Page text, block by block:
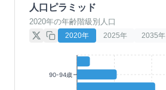
人口ピラミッド
2020年の年齢階級別人口
2020年 2025年 2035年
90-94歳